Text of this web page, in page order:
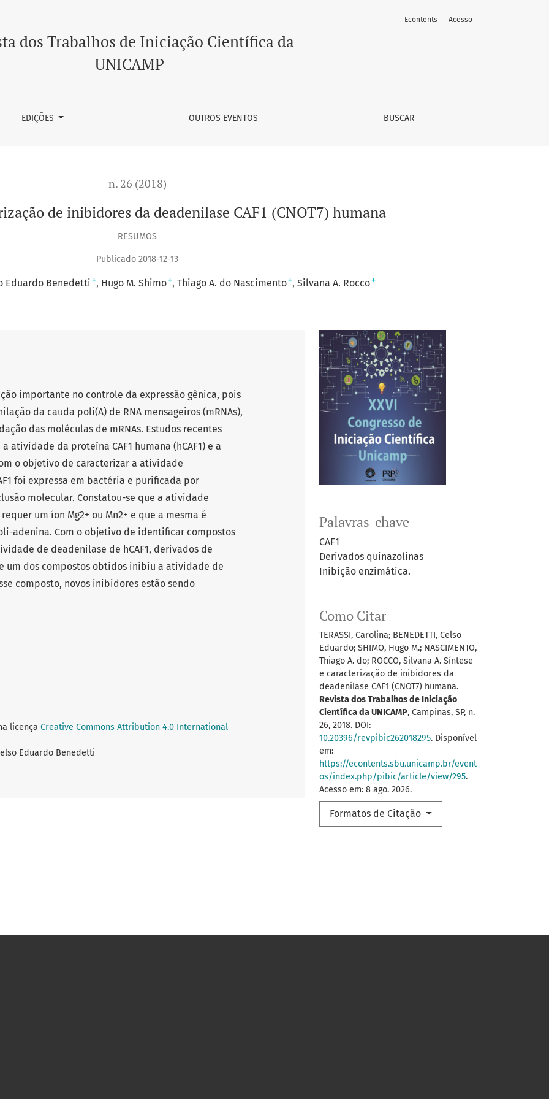
CAF1 (CNOT7) humana
dos Trabalhos de Iniciação Científica da
UNICAMP
EDIÇÕES OUTROS EVENTOS BUSCAR
Econtents Acesso
n. 26 (2018)
de inibidores da deadenilase CAF1 (CNOT7) humana
RESUMOS
Publicado 2018-12-13
Eduardo Benedetti + Hugo M. Shimo+ Thiago A. do Nascimento+ Silvana A. Rocco+
Palavras-chave
CAF1
Derivados quinazolinas
Inibição enzimática.
Como Citar
TERASSI, Carolina; BENEDETTI, Celso
Eduardo; SHIMO, Hugo M.; NASCIMENTO,
Thiago A. do; ROCCO, Silvana A. Síntese
e caracterização de inibidores da
deadenilase CAF1 (CNOT7) humana.
Revista dos Trabalhos de Iniciação
Científica da UNICAMP, Campinas, SP, n.
26, 2018. DOI:
10.20396/revpibic262018295. Disponível
em:
https://econtents.sbu.unicamp.br/event
os/index.php/pibic/article/view/295.
Acesso em: 8 ago. 2026.
Formatos de Citação
importante no controle da expressão gênica, pois
da cauda poli(A) de RNA mensageiros (mRNAs),
das moléculas de mRNAs. Estudos recentes
atividade da proteína CAF1 humana (hCAF1) e a
o objetivo de caracterizar a atividade
foi expressa em bactéria e purificada por
molecular. Constatou-se que a atividade
um íon Mg2+ ou Mn2+ e que a mesma é
adenina. Com o objetivo de identificar compostos
de deadenilase de hCAF1, derivados de
um dos compostos obtidos inibiu a atividade de
composto, novos inibidores estão sendo
licença Creative Commons Attribution 4.0 International
Eduardo Benedetti